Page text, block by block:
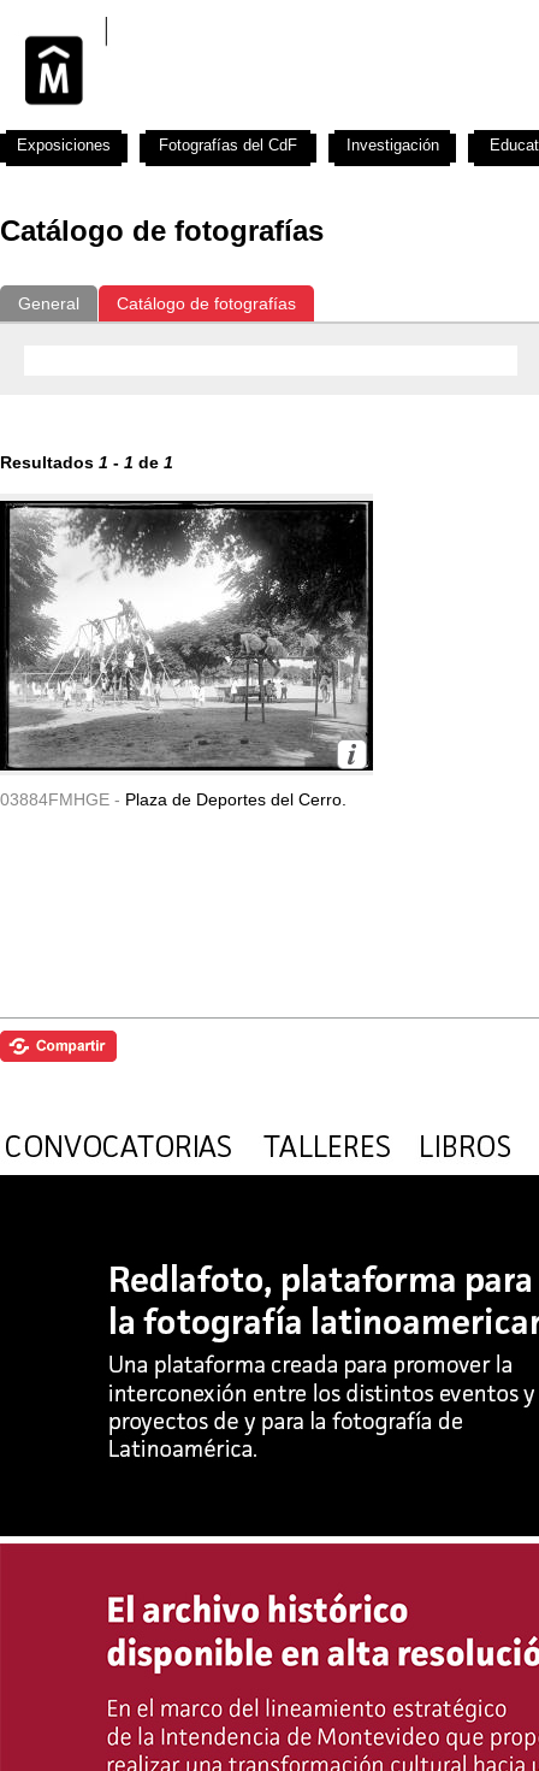
Catálogo de fotografías
General Catálogo de fotografías
Resultados 1 - 1 de 1
03884FMHGE - Plaza de Deportes del Cerro.
Exposiciones Fotografías del CdF Investigación